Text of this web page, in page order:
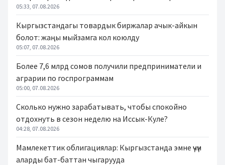
05:33, 07.08.2026
Кыргызстандагы товардык биржалар ачык-айкын
болот: жаңы мыйзамга кол коюлду
05:07, 07.08.2026
Более 7,6 млрд сомов получили предприниматели и
аграрии по госпрограммам
05:00, 07.08.2026
Сколько нужно зарабатывать, чтобы спокойно
отдохнуть в сезон неделю на Иссык-Куле?
04:28, 07.08.2026
Мамлекеттик облигациялар: Кыргызстанда эмне үчүн
аларды бат-баттан чыгарууда